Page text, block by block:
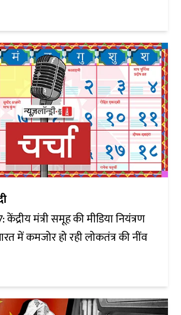
मंत्री समूह की मीडिया नियंत्रण
में कमजोर हो रही लोकतंत्र की नींव